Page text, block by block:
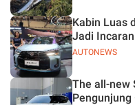
AUTONEWS
Kabin Luas
Jadi
The all-new
Pengunjung